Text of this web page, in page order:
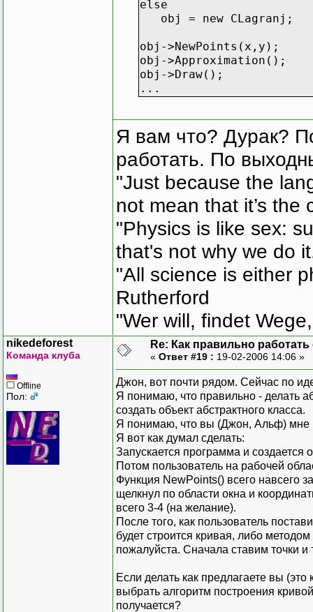
else
obj = new CLagranj;
obj->NewPoints(x,y);
obj->Approximation();
obj->Draw();
...
Я вам что? Дурак?
работать. По
"Just because the
not mean that it’s the
"Physics is like sex:
that's not why we do
"All science is either
Rutherford
"Wer will, findet
nikedeforest
Команда клуба
Offline
Пол:
Re: Как правильно
« Ответ #19 : 19-02-2006 14:06 »
Джон, вот почти рядом. Сейчас по
Я понимаю, что правильно - делать
создать объект абстрактного класса.
Я понимаю, что вы (Джон, Альф) мне
Я вот как думал сделать:
Запускается программа и создается
Потом пользователь на рабочей
Функция NewPoints() всего навсего
щелкнул по области окна и
всего 3-4 (на желание).
После того, как пользователь
будет строится кривая, либо
пожалуйста. Сначала ставим точки
Если делать как предлагаете вы
выбрать алгоритм построения
получается?